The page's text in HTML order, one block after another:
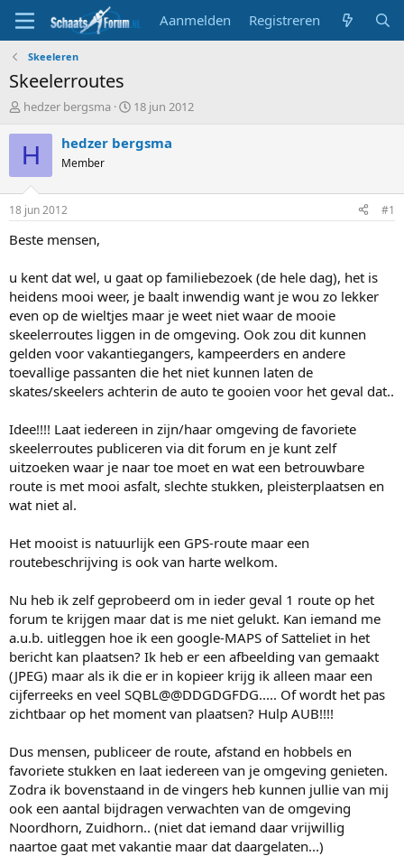
Aanmelden Registreren
Skeeleren
Skeelerroutes
T
p
s
t
a
r
r
hedzer bergsma
S
a
r
t
18 jun 2012
H hedzer bergsma
Member
18 jun 2012 #1
Beste mensen,
u kent dat wel, u gaat op familiebezoek (de hele dag), het is
heidens mooi weer, je baalt inwendig want je wou zo lekker
even op de wieltjes maar je weet niet waar de mooie
skeelerroutes liggen in de omgeving. Ook zou dit kunnen
gelden voor vakantiegangers, kampeerders en andere
toevallige passanten die het niet kunnen laten de
skates/skeelers achterin de auto te gooien voor het geval dat..
Idee!!!! Laat iedereen in zijn/haar omgeving de favoriete
skeelerroutes publiceren via dit forum en je kunt zelf
uitzoeken waar je naar toe moet en wat een betrouwbare
route is met mooi asfalt, slechte stukken, pleisterplaatsen en
wat niet al.
Het mooist is natuurlijk een GPS-route maar een
routebeschrijving is ook van harte welkom.
Nu heb ik zelf geprobeerd om in ieder geval 1 route op het
forum te krijgen maar dat is me niet gelukt. Kan iemand me
a.u.b. uitleggen hoe ik een google-MAPS of Satteliet in het
bericht kan plaatsen? Ik heb er een afbeelding van gemaakt
(JPEG) maar als ik die er in kopieer krijg ik alleen maar een
cijferreeks en veel SQBL@@DDGDGFDG..... Of wordt het pas
zichtbaar op het moment van plaatsen? Hulp AUB!!!!
Dus mensen, publiceer de route, afstand en hobbels en
favoriete stukken en laat iedereen van je omgeving genieten.
Zodra ik bovenstaand in de vingers heb kunnen jullie van mij
ook een aantal bijdragen verwachten van de omgeving
Noordhorn, Zuidhorn.. (niet dat iemand daar vrijwillig
naartoe gaat met vakantie maar dat daargelaten...)